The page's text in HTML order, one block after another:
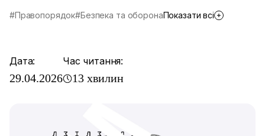
#Правопорядок#Безпека та оборонаПоказати всі
Дата:
29.04.2026
Час читання:
13 хвилин